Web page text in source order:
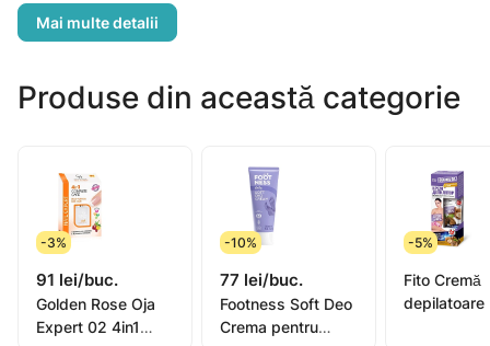
Produse din această categorie
-3%
91 lei/buc.
Golden Rose Oja
Expert 02 4in1
-10%
77 lei/buc.
Footness Soft Deo
Crema pentru
-5%
Fito Cremă
depilatoare